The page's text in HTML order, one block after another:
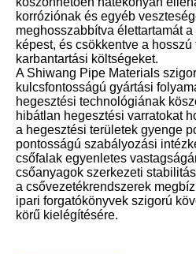
korróziónak és egyéb
meghosszabbítva élettartamát
képest, és csökkentve a
karbantartási költségeket.
A Shiwang Pipe Materials
kulcsfontosságú gyártási
hegesztési technológiának
hibátlan hegesztési varratokat
a hegesztési területek gyenge
pontosságú szabályozási
csőfalak egyenletes
csőanyagok szerkezeti
a csővezetékrendszerek
ipari forgatókönyvek szigorú
körű kielégítésére.